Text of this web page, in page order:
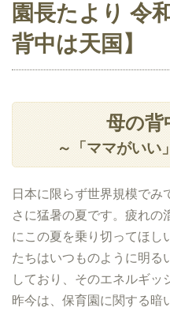
園長たより 令
背中は天国】
母の背
～「ママがいい
日本に限らず世界規模でみ
さに猛暑の夏です。疲れの
にこの夏を乗り切ってほし
たちはいつものように明る
しており、そのエネルギッ
昨今は、保育園に関する暗